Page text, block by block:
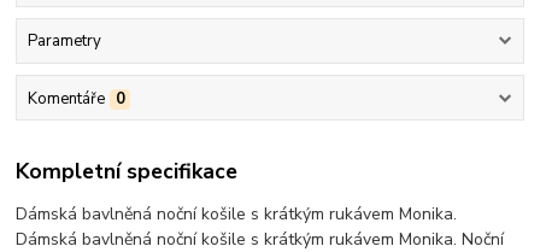
Parametry
Komentáře 0
Kompletní specifikace
Dámská bavlněná noční košile s krátkým rukávem Monika.
Dámská bavlněná noční košile s krátkým rukávem Monika. Noční